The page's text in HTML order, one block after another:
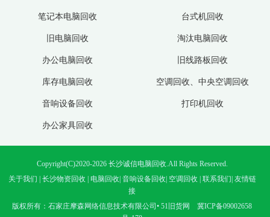
笔记本电脑回收 台式机回收
旧电脑回收 淘汰电脑回收
办公电脑回收 旧线路板回收
库存电脑回收 空调回收、中央空调回收
音响设备回收 打印机回收
办公家具回收
Copyright(C)2020-2026 长沙诚信电脑回收.All Rights Reserved.
关于我们
长沙物资回收 电脑回收 音响设备回收 空调回收 联系我们 友情链
接
版权所有：石家庄摩森网络信息技术有限公司• 51旧货网
冀ICP备09002658